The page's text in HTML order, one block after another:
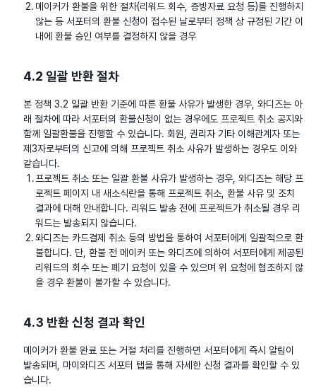
메이커가 환불을 위한 절차(리워드 회수, 증빙자료 요청 등)를 진행하지
않는 등 서포터의 환불 신청이 접수된 날로부터 정책 상 규정된 기간 이
내에 환불 승인 여부를 결정하지 않을 경우
4.2 일괄 반환 절차
본 정책 3.2 일괄 반환 기준에 따른 환불 사유가 발생한 경우, 와디즈는 아
래 절차에 따라 서포터의 환불신청이 없는 경우에도 프로젝트 취소 공지와
함께 일괄환불을 진행할 수 있습니다. 회원, 권리자 기타 이해관계자 또는
제3자로부터의 신고에 의해 프로젝트 취소 사유가 발생하는 경우도 이와
같습니다.
프로젝트 취소 또는 일괄 환불 사유가 발생하는 경우, 와디즈는 해당 프
로젝트 페이지 내 새소식란을 통해 프로젝트 취소, 환불 사유 및 조치
결과에 대해 안내합니다. 리워드 발송 전에 프로젝트가 취소될 경우 리
워드는 발송되지 않습니다.
와디즈는 카드결제 취소 등의 방법을 통하여 서포터에게 일괄적으로 환
불합니다. 단, 환불 전 메이커 또는 와디즈에 의하여 서포터에게 제공된
리워드의 회수 또는 폐기 요청이 있을 수 있으며 위 요청에 협조하지 않
을 경우 환불이 불가할 수 있습니다.
4.3 반환 신청 결과 확인
메이커가 환불 완료 또는 거절 처리를 진행하면 서포터에게 즉시 알림이
발송되며, 마이와디즈 서포터 탭을 통해 자세한 신청 결과를 확인할 수 있
습니다.